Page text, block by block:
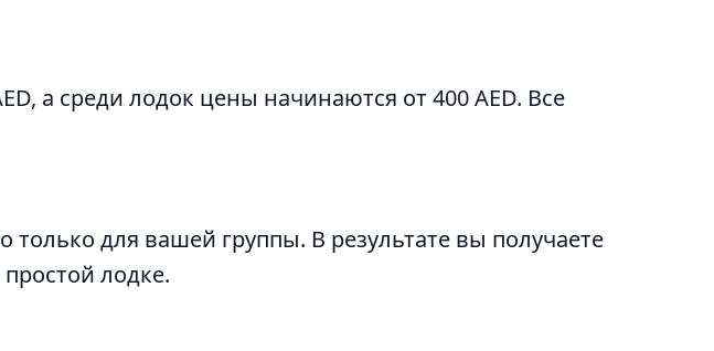
а среди лодок цены начинаются от 400 AED. Все
для вашей группы. В результате вы получаете
лодке.